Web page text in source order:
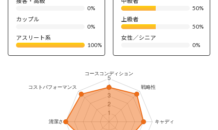
0%
カップル
0%
アスリート系
100%
50%
上級者
50%
女性／シニア
0%